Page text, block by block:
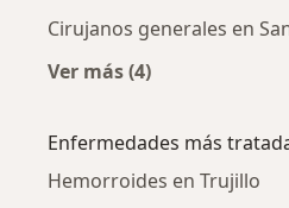
Cirujanos generales en
Ver más (4)
Enfermedades más
Hemorroides en Trujillo